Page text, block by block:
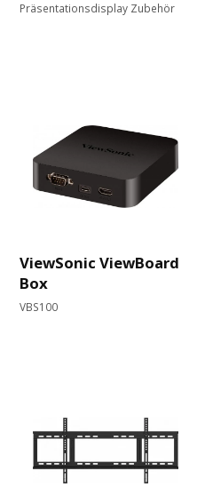
Präsentationsdisplay Zubehör
ViewSonic ViewBoard
Box
VBS100